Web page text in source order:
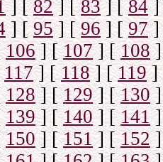
] [82] [83] [84]
] [95] [96] [97]
106] [107] [108]
117] [118] [119]
128] [129] [130]
139] [140] [ 141]
150] [151] [152]